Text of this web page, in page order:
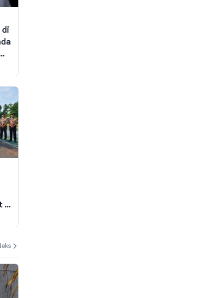
di